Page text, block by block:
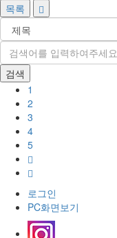
목록
1
2
3
4
5
로그인
PC화면보기